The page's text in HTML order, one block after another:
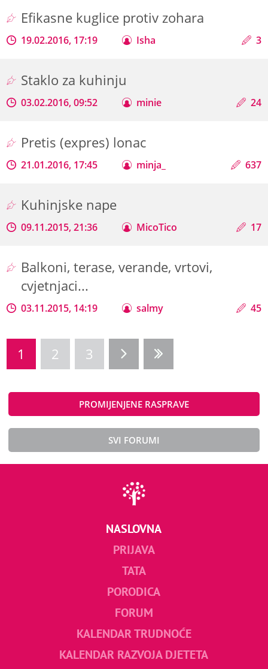
Efikasne kuglice protiv zohara
19.02.2016, 17:19 Isha 3
Staklo za kuhinju
03.02.2016, 09:52 minie 24
Pretis (expres) lonac
21.01.2016, 17:45 minja_ 637
Kuhinjske nape
09.11.2015, 21:36 MicoTico 17
Balkoni, terase, verande, vrtovi,
cvjetnjaci...
03.11.2015, 14:19 salmy 45
1 2 3
PROMIJENJENE RASPRAVE
SVI FORUMI
NASLOVNA
PRIJAVA
TATA
PORODICA
FORUM
KALENDAR TRUDNOĆE
KALENDAR RAZVOJA DJETETA